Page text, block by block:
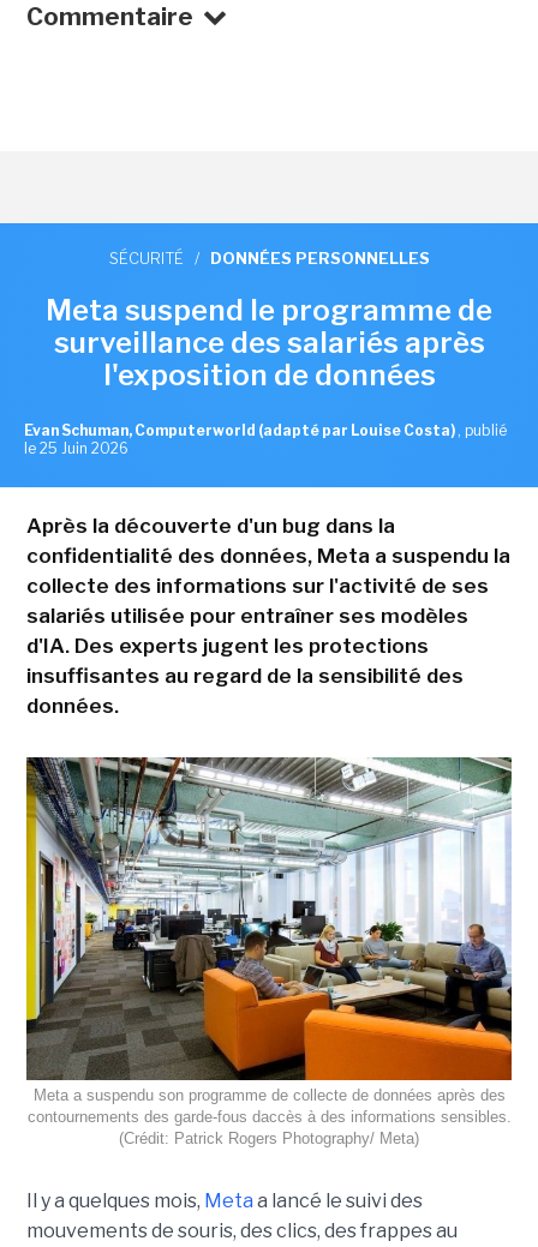
Commentaire
SÉCURITÉ / DONNÉES PERSONNELLES
Meta suspend le programme de
surveillance des salariés après
l'exposition de données
Evan Schuman, Computerworld (adapté par Louise Costa) , publié
le 25 Juin 2026
Après la découverte d'un bug dans la
confidentialité des données, Meta a suspendu la
collecte des informations sur l'activité de ses
salariés utilisée pour entraîner ses modèles
d'IA. Des experts jugent les protections
insuffisantes au regard de la sensibilité des
données.
Meta a suspendu son programme de collecte de données après des
contournements des garde-fous daccès à des informations sensibles.
(Crédit: Patrick Rogers Photography/ Meta)
Il y a quelques mois, Meta a lancé le suivi des
mouvements de souris, des clics, des frappes au